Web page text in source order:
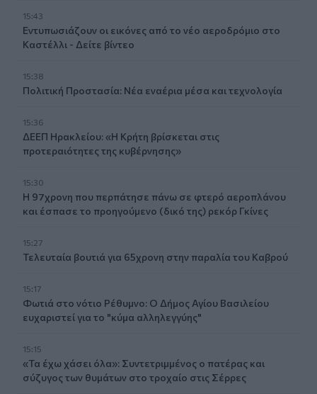
15:43
Εντυπωσιάζουν οι εικόνες από το νέο αεροδρόμιο στο
Καστέλλι - Δείτε βίντεο
15:38
Πολιτική Προστασία: Νέα εναέρια μέσα και τεχνολογία
15:36
ΔΕΕΠ Ηρακλείου: «Η Κρήτη βρίσκεται στις
προτεραιότητες της κυβέρνησης»
15:30
Η 97χρονη που περπάτησε πάνω σε φτερό αεροπλάνου
και έσπασε το προηγούμενο (δικό της) ρεκόρ Γκίνες
15:27
Τελευταία βουτιά για 65χρονη στην παραλία του Καβρού
15:17
Φωτιά στο νότιο Ρέθυμνο: Ο Δήμος Αγίου Βασιλείου
ευχαριστεί για το "κύμα αλληλεγγύης"
15:15
«Τα έχω χάσει όλα»: Συντετριμμένος ο πατέρας και
σύζυγος των θυμάτων στο τροχαίο στις Σέρρες